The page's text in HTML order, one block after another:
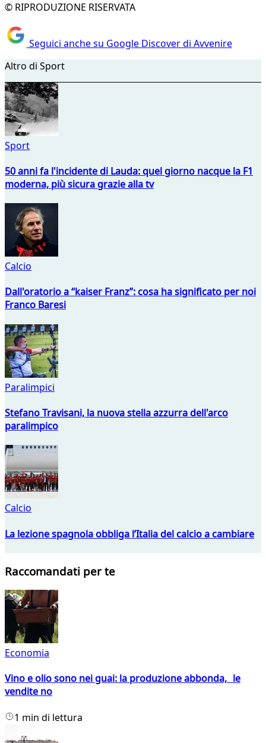
© RIPRODUZIONE RISERVATA
Seguici anche su Google Discover di Avvenire
Altro di Sport
Sport
50 anni fa l'incidente di Lauda: quel giorno nacque la F1
moderna, più sicura grazie alla tv
Calcio
Dall'oratorio a “kaiser Franz”: cosa ha significato per noi
Franco Baresi
Paralimpici
Stefano Travisani, la nuova stella azzurra dell'arco
paralimpico
Calcio
La lezione spagnola obbliga l’Italia del calcio a cambiare
Raccomandati per te
Economia
Vino e olio sono nei guai: la produzione abbonda, le
vendite no
1 min di lettura